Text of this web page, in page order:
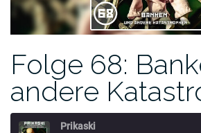
Folge 68:
andere
Prikaski